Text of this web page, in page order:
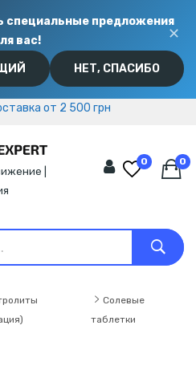
специальные предложения
вас!
НЕТ, СПАСИБО
✕
от 2 500 грн
от 2 500 грн
|
0 0
Солевые
таблетки